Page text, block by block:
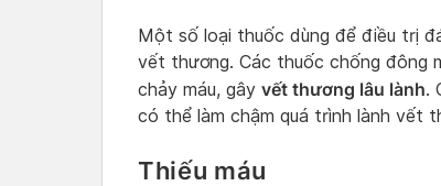
Một số loại thuốc dùng để điều trị
vết thương. Các thuốc chống đông
chảy máu, gây vết thương lâu lành.
có thể làm chậm quá trình lành vết
Thiếu máu